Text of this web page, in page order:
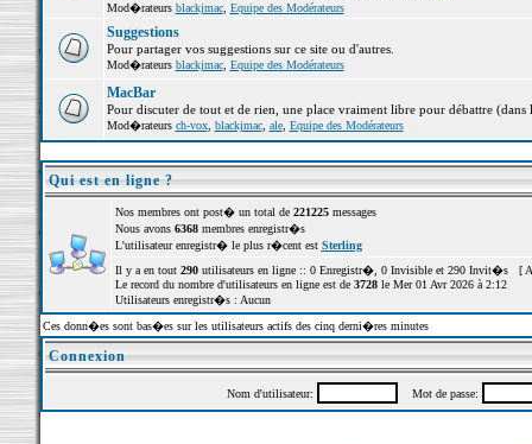
Mod�rateurs blackjmac, Equipe des Modérateurs
Suggestions
Pour partager vos suggestions sur ce site ou d'autres.
Mod�rateurs blackjmac, Equipe des Modérateurs
MacBar
Pour discuter de tout et de rien, une place vraiment libre pour débattre (dans
Mod�rateurs ch-vox, blackjmac, ale, Equipe des Modérateurs
Qui est en ligne ?
Nos membres ont post� un total de 221225messages
Nous avons 6368membres enregistr�s
L'utilisateur enregistr� le plus r�cent est Sterling
Il y a en tout 290utilisateurs en ligne :: 0 Enregistr�, 0 Invisible et 290 Invit�s [
Le record du nombre d'utilisateurs en ligne est de 3728le Mer 01 Avr 2026 à 2:12
Utilisateurs enregistr�s : Aucun
Ces donn�es sont bas�es sur les utilisateurs actifs des cinq derni�res minutes
Connexion
Nom d'utilisateur: Mot de passe: